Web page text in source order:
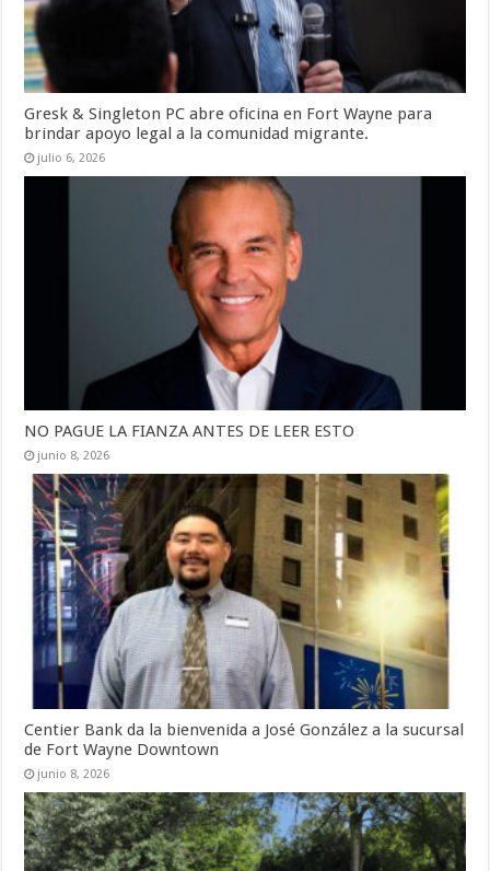
Gresk & Singleton PC abre oficina en Fort Wayne para
brindar apoyo legal a la comunidad migrante.
julio 6, 2026
NO PAGUE LA FIANZA ANTES DE LEER ESTO
junio 8, 2026
Centier Bank da la bienvenida a José González a la sucursal
de Fort Wayne Downtown
junio 8, 2026